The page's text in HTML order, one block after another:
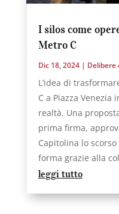
I silos come
Metro C
Dic 18, 2024| Delibere
L’idea di
C a Piazza Venezia
realtà. Una
prima firma,
Capitolina lo
forma grazie alla
leggi tutto